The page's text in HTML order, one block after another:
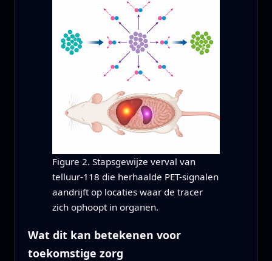
Figure 2. Stapsgewijze verval van
telluur-118 die herhaalde PET-signalen
aandrijft op locaties waar de tracer
zich ophoopt in organen.
Wat dit kan betekenen voor
toekomstige zorg